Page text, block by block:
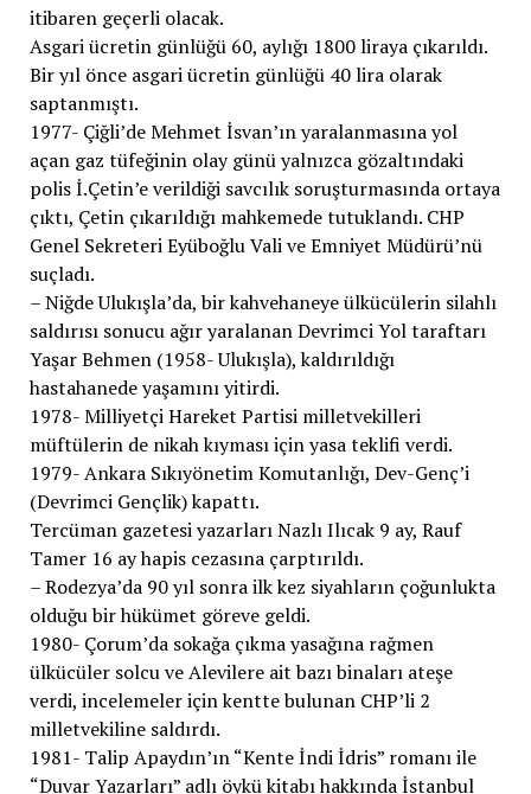
itibaren geçerli olacak.
Asgari ücretin günlüğü 60, aylığı 1800 liraya çıkarıldı.
Bir yıl önce asgari ücretin günlüğü 40 lira olarak
saptanmıştı.
1977- Çiğli’de Mehmet İsvan’ın yaralanmasına yol
açan gaz tüfeğinin olay günü yalnızca gözaltındaki
polis İ.Çetin’e verildiği savcılık soruşturmasında ortaya
çıktı, Çetin çıkarıldığı mahkemede tutuklandı. CHP
Genel Sekreteri Eyüboğlu Vali ve Emniyet Müdürü’nü
suçladı.
– Niğde Ulukışla’da, bir kahvehaneye ülkücülerin silahlı
saldırısı sonucu ağır yaralanan Devrimci Yol taraftarı
Yaşar Behmen (1958- Ulukışla), kaldırıldığı
hastahanede yaşamını yitirdi.
1978- Milliyetçi Hareket Partisi milletvekilleri
müftülerin de nikah kıyması için yasa teklifi verdi.
1979- Ankara Sıkıyönetim Komutanlığı, Dev-Genç’i
(Devrimci Gençlik) kapattı.
Tercüman gazetesi yazarları Nazlı Ilıcak 9 ay, Rauf
Tamer 16 ay hapis cezasına çarptırıldı.
– Rodezya’da 90 yıl sonra ilk kez siyahların çoğunlukta
olduğu bir hükümet göreve geldi.
1980- Çorum’da sokağa çıkma yasağına rağmen
ülkücüler solcu ve Alevilere ait bazı binaları ateşe
verdi, incelemeler için kentte bulunan CHP’li 2
milletvekiline saldırdı.
1981- Talip Apaydın’ın “Kente İndi İdris” romanı ile
“Duvar Yazarları” adlı öykü kitabı hakkında İstanbul